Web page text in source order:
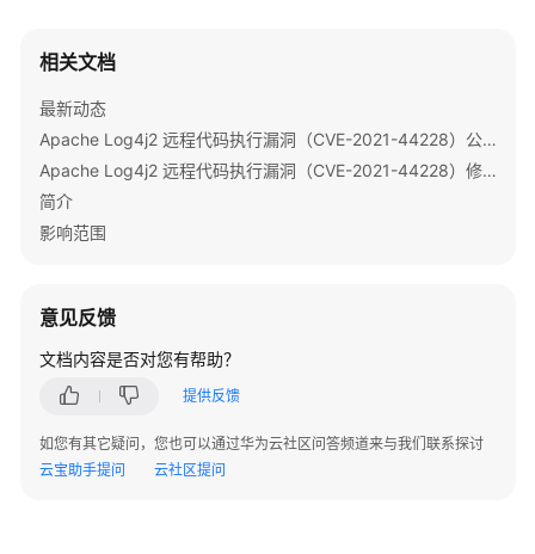
南
组
件
操
作
指
南
使
ClickHouse
相关文档
最新动态
Apache Log4j2 远程代码执行漏洞（CVE-2021-44228）公告
Apache Log4j2 远程代码执行漏洞（CVE-2021-44228）修复指导
简介
影响范围
意见反馈
文档内容是否对您有帮助？
提供反馈
如您有其它疑问，您也可以通过华为云社区问答频道来与我们联系探讨
云宝助手提问
云社区提问